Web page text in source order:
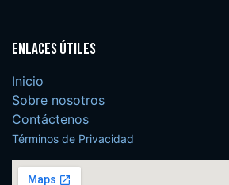
Enlaces útiles
Inicio
Sobre nosotros
Contáctenos
Términos de Privacidad